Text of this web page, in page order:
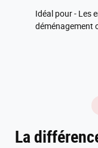
Idéal pour - Les
déménagement
La